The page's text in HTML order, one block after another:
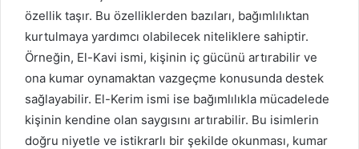
özellik taşır. Bu özelliklerden bazıları, bağımlılıktan
kurtulmaya yardımcı olabilecek niteliklere sahiptir.
Örneğin, El-Kavi ismi, kişinin iç gücünü artırabilir ve
ona kumar oynamaktan vazgeçme konusunda destek
sağlayabilir. El-Kerim ismi ise bağımlılıkla mücadelede
kişinin kendine olan saygısını artırabilir. Bu isimlerin
doğru niyetle ve istikrarlı bir şekilde okunması, kumar